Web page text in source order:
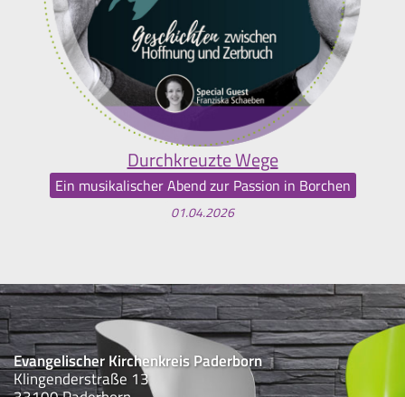
Durchkreuzte Wege
Ein musikalischer Abend zur Passion in Borchen
01.04.2026
Evangelischer Kirchenkreis Paderborn
Klingenderstraße 13